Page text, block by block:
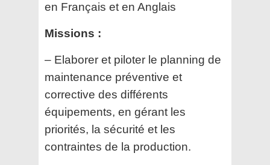
en Français et en Anglais
Missions :
– Elaborer et piloter le planning de
maintenance préventive et
corrective des différents
équipements, en gérant les
priorités, la sécurité et les
contraintes de la production.